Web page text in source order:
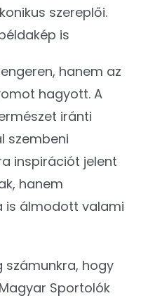
szereplői.
is
hanem az
hagyott. A
iránti
szembeni
inspirációt jelent
hanem
is álmodott valami
számunkra, hogy
Sportolók